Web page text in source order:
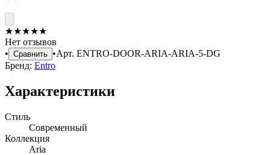
★★★★★
Нет отзывов
• Сравнить •Арт. ENTRO-DOOR-ARIA-ARIA-5-DG
Бренд: Entro
Характеристики
Стиль
Современный
Коллекция
Aria